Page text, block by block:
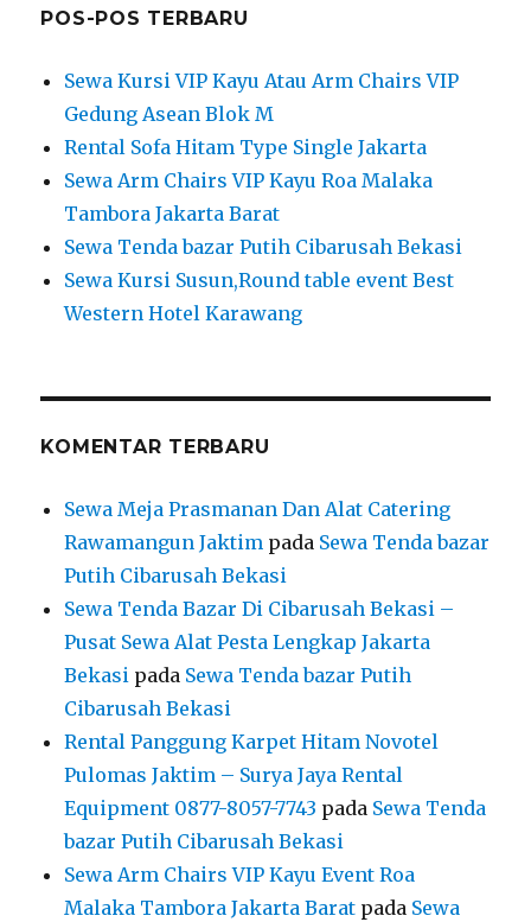
POS-POS TERBARU
Sewa Kursi VIP Kayu Atau Arm Chairs VIP
Gedung Asean Blok M
Rental Sofa Hitam Type Single Jakarta
Sewa Arm Chairs VIP Kayu Roa Malaka
Tambora Jakarta Barat
Sewa Tenda bazar Putih Cibarusah Bekasi
Sewa Kursi Susun,Round table event Best
Western Hotel Karawang
KOMENTAR TERBARU
Sewa Meja Prasmanan Dan Alat Catering
Rawamangun Jaktim pada Sewa Tenda bazar
Putih Cibarusah Bekasi
Sewa Tenda Bazar Di Cibarusah Bekasi –
Pusat Sewa Alat Pesta Lengkap Jakarta
Bekasi pada Sewa Tenda bazar Putih
Cibarusah Bekasi
Rental Panggung Karpet Hitam Novotel
Pulomas Jaktim – Surya Jaya Rental
Equipment 0877-8057-7743 pada Sewa Tenda
bazar Putih Cibarusah Bekasi
Sewa Arm Chairs VIP Kayu Event Roa
Malaka Tambora Jakarta Barat pada Sewa